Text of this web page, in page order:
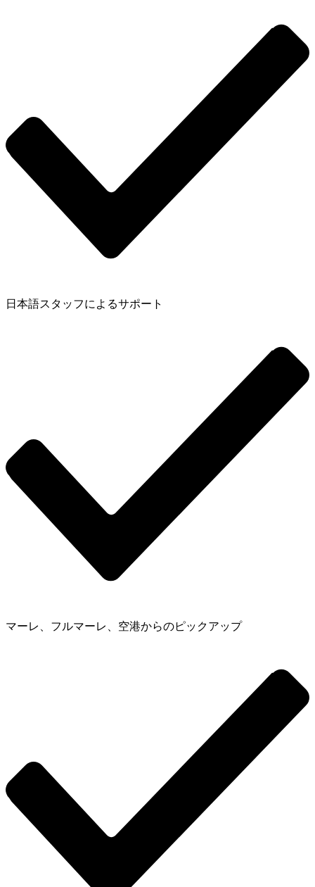
日本語スタッフによるサポート
マーレ、フルマーレ、空港からのピックアップ